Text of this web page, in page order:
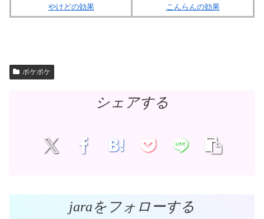
やけどの効果 こんらんの効果
ポケポケ
シェアする
jaraをフォローする